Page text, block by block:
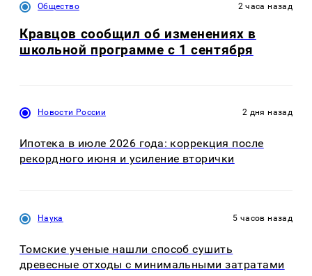
Общество 2 часа назад
Кравцов сообщил об изменениях в
школьной программе с 1 сентября
Новости России 2 дня назад
Ипотека в июле 2026 года: коррекция после
рекордного июня и усиление вторички
Наука 5 часов назад
Томские ученые нашли способ сушить
древесные отходы с минимальными затратами